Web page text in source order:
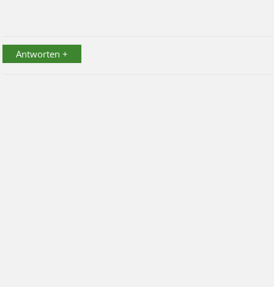
Antworten +